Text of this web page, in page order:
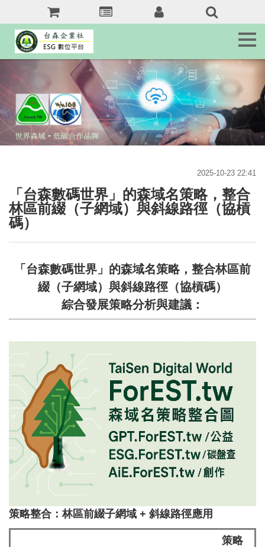
訊
息
Tai.Forest.tw
森
Service
森
森
友
站
Forest.tw/RSS
Tools
森
體
Photos、
AV
2025-10-23 22:41
「台森數碼世界」的森域名策略，整合
林區前綴（子網域）與斜線路徑（協槓
碼）
「台森數碼世界」的森域名策略，整合林區前
綴（子網域）與斜線路徑（協槓碼）
綜合發展策略分析與建議：
策略整合：林區前綴子網域 + 斜線路徑應用
策略